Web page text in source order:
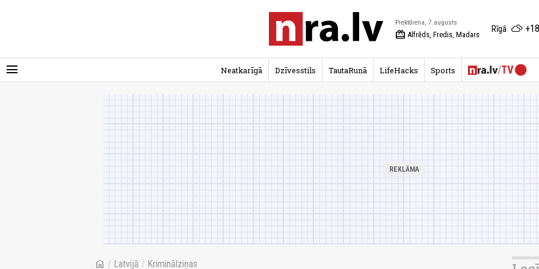
menu
Piektdiena, 7.augusts
redeem Alfrēds, Fredis, Madars
Rīgā
Neatkarīgā Dzīvesstils TautaRunā LifeHacks Sports
home / Latvijā / Kriminālziņas